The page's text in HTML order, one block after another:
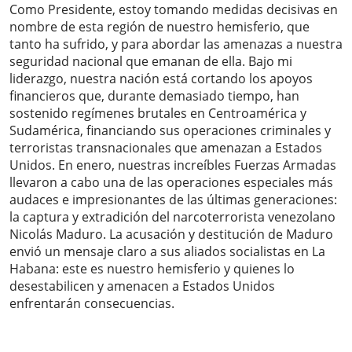
Como Presidente, estoy tomando medidas decisivas en
nombre de esta región de nuestro hemisferio, que
tanto ha sufrido, y para abordar las amenazas a nuestra
seguridad nacional que emanan de ella. Bajo mi
liderazgo, nuestra nación está cortando los apoyos
financieros que, durante demasiado tiempo, han
sostenido regímenes brutales en Centroamérica y
Sudamérica, financiando sus operaciones criminales y
terroristas transnacionales que amenazan a Estados
Unidos. En enero, nuestras increíbles Fuerzas Armadas
llevaron a cabo una de las operaciones especiales más
audaces e impresionantes de las últimas generaciones:
la captura y extradición del narcoterrorista venezolano
Nicolás Maduro. La acusación y destitución de Maduro
envió un mensaje claro a sus aliados socialistas en La
Habana: este es nuestro hemisferio y quienes lo
desestabilicen y amenacen a Estados Unidos
enfrentarán consecuencias.